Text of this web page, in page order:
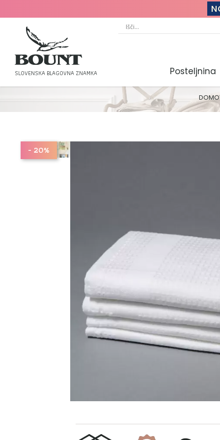
SLOVENSKA BLAGOVNA ZNAMKA Posteljnina
- 20%